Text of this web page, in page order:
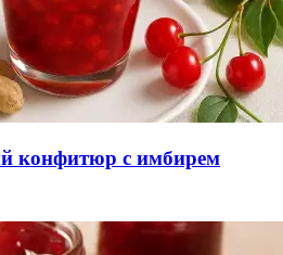
конфитюр с имбирем